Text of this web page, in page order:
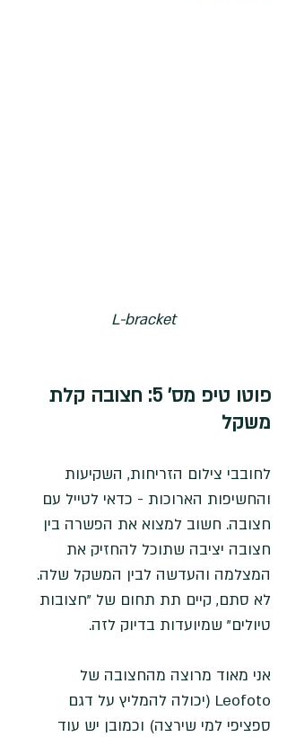
L-bracket
פוטו טיפ מס' 5:
חצובה קלת
משקל
לחובבי צילום הזריחות, השקיעות
והחשיפות הארוכות - כדאי לטייל עם
חצובה. חשוב למצוא את הפשרה בין
חצובה יציבה שתוכל להחזיק את
המצלמה והעדשה לבין המשקל שלה.
לא סתם, קיים תת תחום של "חצובות
טיולים" שמיועדות בדיוק לזה.
אני מאוד מרוצה מהחצובה של
Leofoto (יכולה להמליץ על דגם
ספציפי למי שירצה) וכמובן יש עוד